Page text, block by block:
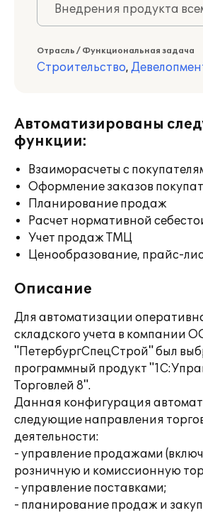
Внедрения продукта
Отрасль / Функциональная задача
Строительство,
Автоматизированы
функции:
Взаиморасчеты с
Оформление заказов
Планирование продаж
Расчет нормативной
Учет продаж ТМЦ
Ценообразование, прайс-
Описание
Для автоматизации
складского учета в компании
"ПетербургСпецСтрой" был
программный продукт
Торговлей 8".
Данная конфигурация
следующие направления
деятельности:
- управление продажами
розничную и комиссионную
- управление поставками;
- планирование продаж и